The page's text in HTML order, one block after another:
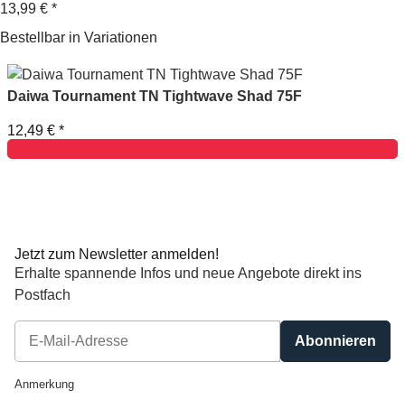
13,99 € *
Bestellbar in Variationen
Daiwa Tournament TN Tightwave Shad 75F
12,49 € *
Jetzt zum Newsletter anmelden!
Erhalte spannende Infos und neue Angebote direkt ins
Postfach
Abonnieren
Anmerkung